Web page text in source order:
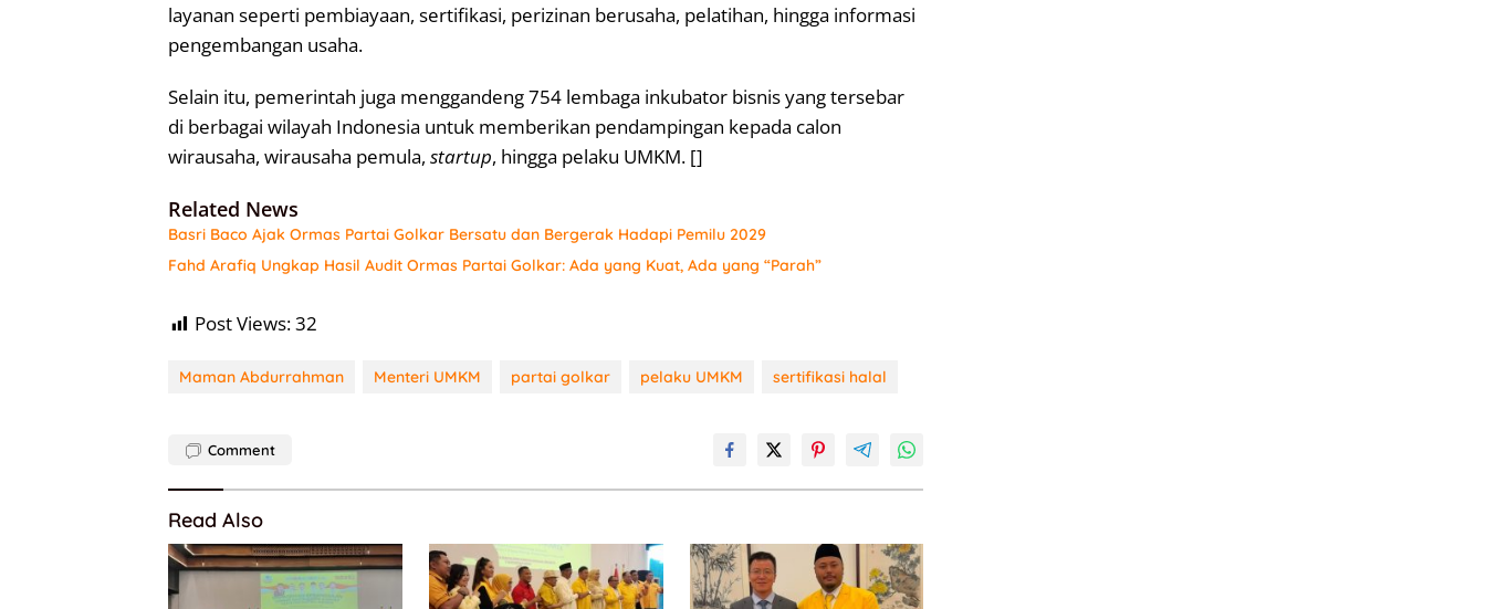
layanan seperti pembiayaan, sertifikasi, perizinan berusaha, pelatihan, hingga informasi
pengembangan usaha.
Selain itu, pemerintah juga menggandeng 754 lembaga inkubator bisnis yang tersebar
di berbagai wilayah Indonesia untuk memberikan pendampingan kepada calon
wirausaha, wirausaha pemula, startup, hingga pelaku UMKM. []
Related News
Basri Baco Ajak Ormas Partai Golkar Bersatu dan Bergerak Hadapi Pemilu 2029
Fahd Arafiq Ungkap Hasil Audit Ormas Partai Golkar: Ada yang Kuat, Ada yang “Parah”
Post Views:32
Maman Abdurrahman Menteri UMKM partai golkar pelaku UMKM sertifikasi halal
Comment
Read Also